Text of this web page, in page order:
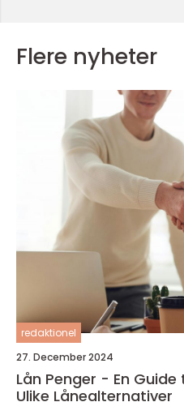
Flere nyheter
redaktionel
27. December 2024
Lån Penger - En
Ulike Lånealternativer